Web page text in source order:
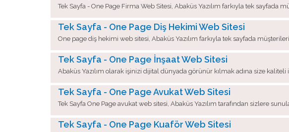
Tek Sayfa - One Page Firma Web Sitesi, Abaküs Yazılım farkıyla tek
Tek Sayfa - One Page Diş Hekimi Web Sitesi
One page diş hekimi web sitesi, Abaküs Yazılım farkıyla tek sayfada
Tek Sayfa - One Page İnşaat Web Sitesi
Abaküs Yazılım olarak işinizi dijital dünyada görünür kılmak adına size
Tek Sayfa - One Page Avukat Web Sitesi
Tek Sayfa One Page avukat web sitesi, Abaküs Yazılım tarafından sizlere
Tek Sayfa - One Page Kuaför Web Sitesi